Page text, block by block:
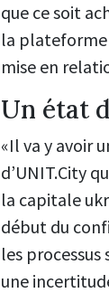
que ce soit
la plateforme
mise en
Un état
«Il va y avoir
d’UNIT.City
la capitale
début du
les
une